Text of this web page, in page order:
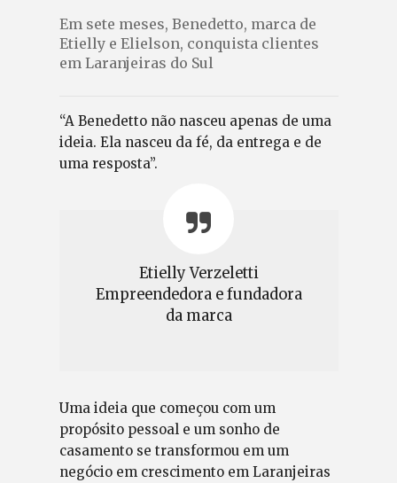
Em sete meses, Benedetto, marca de
Etielly e Elielson, conquista clientes
em Laranjeiras do Sul
“A Benedetto não nasceu apenas de uma
ideia. Ela nasceu da fé, da entrega e de
uma resposta”.
Etielly Verzeletti
Empreendedora e fundadora
da marca
Uma ideia que começou com um
propósito pessoal e um sonho de
casamento se transformou em um
negócio em crescimento em Laranjeiras